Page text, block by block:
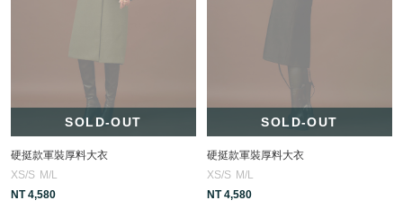
SOLD-OUT
硬挺款軍裝厚料大衣
XS/S M/L
NT 4,580
SOLD-OUT
硬挺款軍裝厚料大衣
XS/S M/L
NT 4,580